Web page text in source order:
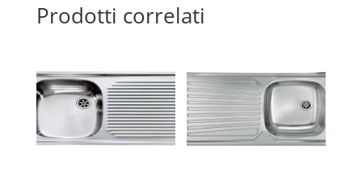
Prodotti correlati